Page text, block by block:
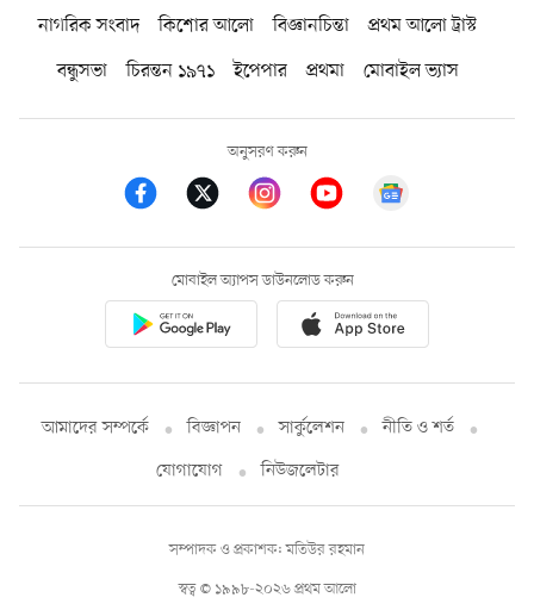
নাগরিক সংবাদ কিশোর আলো বিজ্ঞানচিন্তা
প্রথম আলো ট্রাস্ট
বন্ধুসভা
চিরন্তন ১৯৭১ ইপেপার প্রথমা মোবাইল ভ্যাস
অনুসরণ করুন
মোবাইল অ্যাপস ডাউনলোড করুন
আমাদের সম্পর্কে বিজ্ঞাপন সার্কুলেশন
নীতি ও শর্ত
যোগাযোগ
নিউজলেটার
স্বত্ব © ১৯৯৮-২০২৬ প্রথম আলো
সম্পাদক ও প্রকাশক: মতিউর রহমান